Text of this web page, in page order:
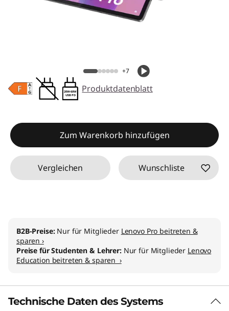
+7
20W-60W
USB PD
Produktdatenblatt
Zum Warenkorb hinzufügen
Vergleichen Wunschliste
B2B-Preise: Nur für Mitglieder Lenovo Pro beitreten &
sparen ›
Preise für Studenten & Lehrer: Nur für Mitglieder Lenovo
Education beitreten & sparen ›
Technische Daten des Systems